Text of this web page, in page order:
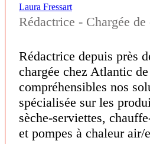
Laura Fressart
Rédactrice - Chargée de
Rédactrice depuis près
chargée chez Atlantic
compréhensibles nos
spécialisée sur les
sèche-serviettes,
et pompes à chaleur air/